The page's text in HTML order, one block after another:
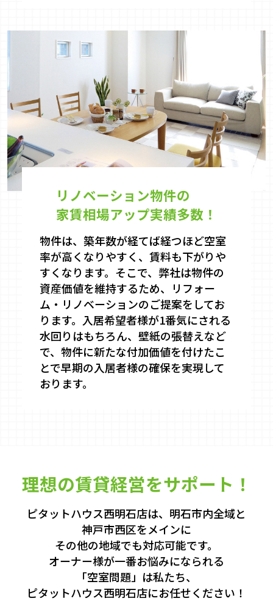
リノベーション物件の
家賃相場アップ実績多数！
物件は、築年数が経てば経つほど空室
率が高くなりやすく、賃料も下がりや
すくなります。そこで、弊社は物件の
資産価値を維持するため、リフォー
ム・リノベーションのご提案をしてお
ります。入居希望者様が1番気にされる
水回りはもちろん、壁紙の張替えなど
で、物件に新たな付加価値を付けたこ
とで早期の入居者様の確保を実現して
おります。
理想の賃貸経営をサポート！
ピタットハウス西明石店は、明石市内全域と
神戸市西区をメインに
その他の地域でも対応可能です。
オーナー様が一番お悩みになられる
「空室問題」は私たち、
ピタットハウス西明石店にお任せください！